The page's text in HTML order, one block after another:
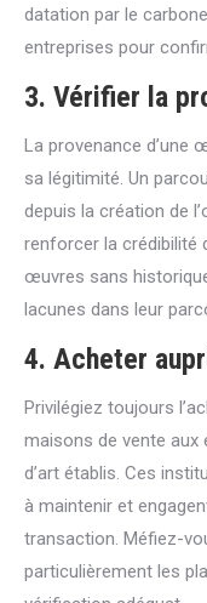
datation par le
entreprises pour
3. Vérifier la
La provenance d’une
sa légitimité. Un
depuis la création de
renforcer la crédibilité
œuvres sans
lacunes dans leur
4. Acheter
Privilégiez toujours
maisons de vente aux
d’art établis. Ces
à maintenir et
transaction. Méfiez-
particulièrement les